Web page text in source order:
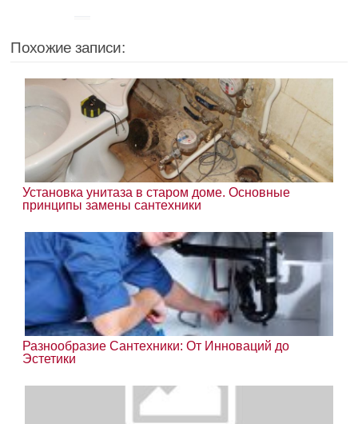
Похожие записи:
Установка унитаза в старом доме. Основные
принципы замены сантехники
Разнообразие Сантехники: От Инноваций до
Эстетики